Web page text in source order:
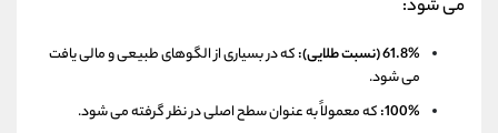
می‌ شود:
61.8% (نسبت طلایی):
که در بسیاری از الگوهای طبیعی و مالی یافت
می‌ شود.
100%: که معمولاً به عنوان سطح اصلی در نظر گرفته می‌ شود.